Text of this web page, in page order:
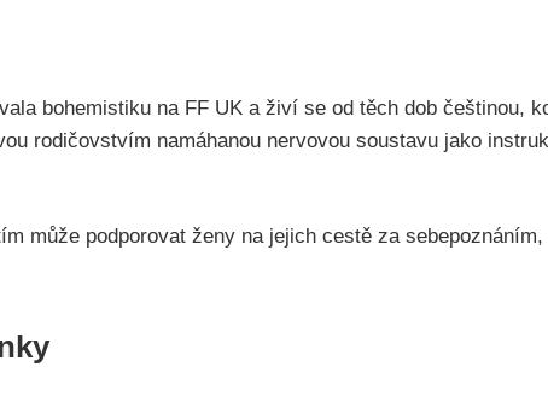
bohemistiku na FF UK a živí se od těch dob češtinou,
rodičovstvím namáhanou nervovou soustavu jako
může podporovat ženy na jejich cestě za